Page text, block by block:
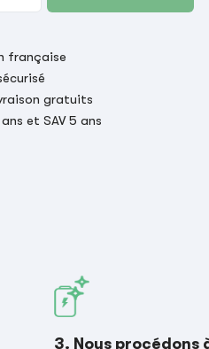
française
gratuits
et SAV 5 ans
3. Nous procédons